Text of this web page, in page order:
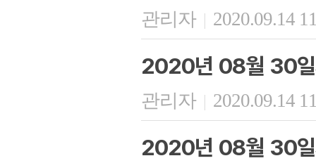
관리자 | 2020.09.14
2020년 08월 30일
관리자 | 2020.09.14
2020년 08월 30일